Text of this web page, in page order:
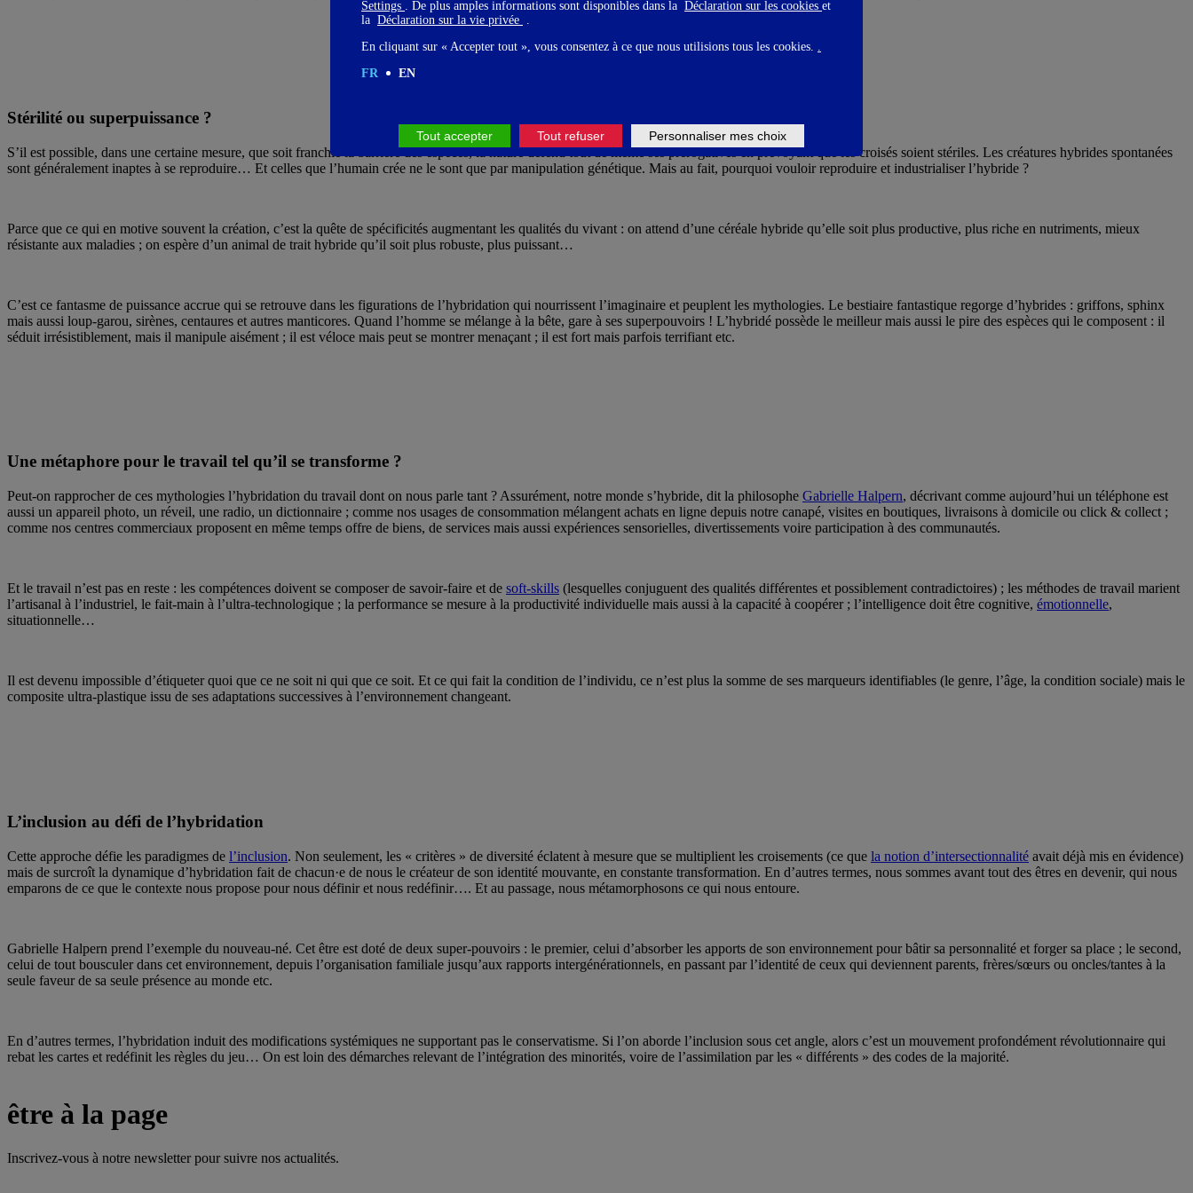
Stérilité ou superpuissance ?
S’il est possible, dans une certaine mesure, que soit franchie la barrière des espèces, la nature défend tout de même ses prérogatives en prévoyant que les croisés soient stériles. Les créatures hybrides spontanées
sont généralement inaptes à se reproduire… Et celles que l’humain crée ne le sont que par manipulation génétique. Mais au fait, pourquoi vouloir reproduire et industrialiser l’hybride ?
Parce que ce qui en motive souvent la création, c’est la quête de spécificités augmentant les qualités du vivant : on attend d’une céréale hybride qu’elle soit plus productive, plus riche en nutriments, mieux
résistante aux maladies ; on espère d’un animal de trait hybride qu’il soit plus robuste, plus puissant…
C’est ce fantasme de puissance accrue qui se retrouve dans les figurations de l’hybridation qui nourrissent l’imaginaire et peuplent les mythologies. Le bestiaire fantastique regorge d’hybrides : griffons, sphinx
mais aussi loup-garou, sirènes, centaures et autres manticores. Quand l’homme se mélange à la bête, gare à ses superpouvoirs ! L’hybridé possède le meilleur mais aussi le pire des espèces qui le composent : il
séduit irrésistiblement, mais il manipule aisément ; il est véloce mais peut se montrer menaçant ; il est fort mais parfois terrifiant etc.
Une métaphore pour le travail tel qu’il se transforme ?
Peut-on rapprocher de ces mythologies l’hybridation du travail dont on nous parle tant ? Assurément, notre monde s’hybride, dit la philosophe Gabrielle Halpern, décrivant comme aujourd’hui un téléphone est
aussi un appareil photo, un réveil, une radio, un dictionnaire ; comme nos usages de consommation mélangent achats en ligne depuis notre canapé, visites en boutiques, livraisons à domicile ou click & collect ;
comme nos centres commerciaux proposent en même temps offre de biens, de services mais aussi expériences sensorielles, divertissements voire participation à des communautés.
Et le travail n’est pas en reste : les compétences doivent se composer de savoir-faire et de soft-skills (lesquelles conjuguent des qualités différentes et possiblement contradictoires) ; les méthodes de travail marient
l’artisanal à l’industriel, le fait-main à l’ultra-technologique ; la performance se mesure à la productivité individuelle mais aussi à la capacité à coopérer ; l’intelligence doit être cognitive, émotionnelle,
situationnelle…
Il est devenu impossible d’étiqueter quoi que ce ne soit ni qui que ce soit. Et ce qui fait la condition de l’individu, ce n’est plus la somme de ses marqueurs identifiables (le genre, l’âge, la condition sociale) mais le
composite ultra-plastique issu de ses adaptations successives à l’environnement changeant.
L’inclusion au défi de l’hybridation
Cette approche défie les paradigmes de l’inclusion. Non seulement, les « critères » de diversité éclatent à mesure que se multiplient les croisements (ce que la notion d’intersectionnalité avait déjà mis en évidence)
mais de surcroît la dynamique d’hybridation fait de chacun·e de nous le créateur de son identité mouvante, en constante transformation. En d’autres termes, nous sommes avant tout des êtres en devenir, qui nous
emparons de ce que le contexte nous propose pour nous définir et nous redéfinir…. Et au passage, nous métamorphosons ce qui nous entoure.
Gabrielle Halpern prend l’exemple du nouveau-né. Cet être est doté de deux super-pouvoirs : le premier, celui d’absorber les apports de son environnement pour bâtir sa personnalité et forger sa place ; le second,
celui de tout bousculer dans cet environnement, depuis l’organisation familiale jusqu’aux rapports intergénérationnels, en passant par l’identité de ceux qui deviennent parents, frères/sœurs ou oncles/tantes à la
seule faveur de sa seule présence au monde etc.
En d’autres termes, l’hybridation induit des modifications systémiques ne supportant pas le conservatisme. Si l’on aborde l’inclusion sous cet angle, alors c’est un mouvement profondément révolutionnaire qui
rebat les cartes et redéfinit les règles du jeu… On est loin des démarches relevant de l’intégration des minorités, voire de l’assimilation par les « différents » des codes de la majorité.
être à la page
Inscrivez-vous à notre newsletter pour suivre nos actualités.
Settings . De plus amples informations sont disponibles dans la Déclaration sur les cookies et
la Déclaration sur la vie privée .
En cliquant sur « Accepter tout », vous consentez à ce que nous utilisions tous les cookies. .
FR
EN
Tout accepter Tout refuser Personnaliser mes choix